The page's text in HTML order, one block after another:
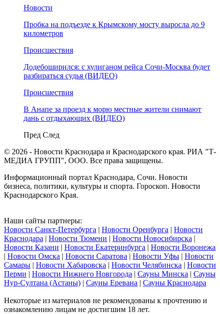
Новости
Пробка на подъезде к Крымскому мосту выросла до 9
километров
Происшествия
Додебоширился: с хулиганом рейса Сочи-Москва будет
разбираться судья (ВИДЕО)
Происшествия
В Анапе за проезд к морю местные жители снимают
дань с отдыхающих (ВИДЕО)
Пред След
© 2026 - Новости Краснодара и Краснодарского края. РИА "Т-
МЕДИА ГРУПП", ООО. Все права защищены.
Информационный портал Краснодара, Сочи. Новости
бизнеса, политики, культуры и спорта. Гороскоп. Новости
Краснодарского Края.
Наши сайты партнеры:
Новости Санкт-Петербурга | Новости Оренбурга | Новости
Краснодара | Новости Тюмени | Новости Новосибирска |
Новости Казани | Новости Екатеринбурга | Новости Воронежа
| Новости Омска | Новости Саратова | Новости Уфы | Новости
Самары | Новости Хабаровска | Новости Челябинска | Новости
Перми | Новости Нижнего Новгорода | Сауны Минска | Сауны
Нур-Султана (Астаны) | Сауны Еревана | Сауны Краснодара
Некоторые из материалов не рекомендованы к прочтению и
ознакомлению лицам не достигшим 18 лет.